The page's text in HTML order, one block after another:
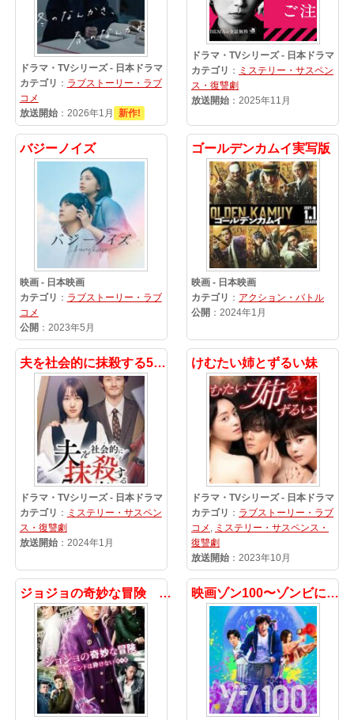
ドラマ・TVシリーズ - 日本ドラマ
カテゴリ ： ラブストーリー・ラブ
コメ
放送開始：2026年1月 新作!
ドラマ・TVシリーズ - 日本ドラマ
カテゴリ ： ミステリー・サスペン
ス・復讐劇
放送開始：2025年11月
バジーノイズ
映画 - 日本映画
カテゴリ ： ラブストーリー・ラブ
コメ
公開 ：2023年5月
ゴールデンカムイ実写版
映画 - 日本映画
カテゴリ ： アクション・バトル
公開 ：2024年1月
夫を社会的に抹殺する5つの方法 Season2
ドラマ・TVシリーズ - 日本ドラマ
カテゴリ ： ミステリー・サスペン
ス・復讐劇
放送開始：2024年1月
けむたい姉とずるい妹
ドラマ・TVシリーズ - 日本ドラマ
カテゴリ ： ラブストーリー・ラブ
コメ , ミステリー・サスペンス・
復讐劇
放送開始：2023年10月
ジョジョの奇妙な冒険 ダイヤモンドは砕けない 映画ゾン100〜ゾンビになるまでにしたい100のこと〜